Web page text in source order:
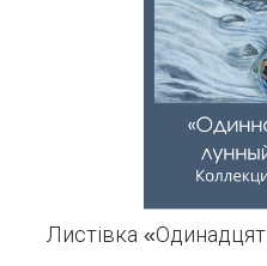
Листівка